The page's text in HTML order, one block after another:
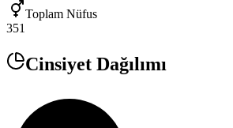
Toplam Nüfus
351
Cinsiyet Dağılımı